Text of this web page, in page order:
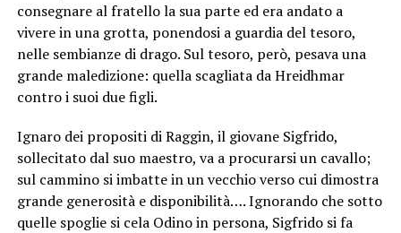
consegnare al fratello la sua parte ed era andato a
vivere in una grotta, ponendosi a guardia del tesoro,
nelle sembianze di drago. Sul tesoro, però, pesava una
grande maledizione: quella scagliata da Hreidhmar
contro i suoi due figli.
Ignaro dei propositi di Raggin, il giovane Sigfrido,
sollecitato dal suo maestro, va a procurarsi un cavallo;
sul cammino si imbatte in un vecchio verso cui dimostra
grande generosità e disponibilità…. Ignorando che sotto
quelle spoglie si cela Odino in persona, Sigfrido si fa